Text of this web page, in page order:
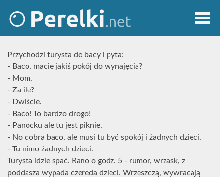
Przychodzi turysta do bacy i pyta:
- Baco, macie jakiś pokój do wynajęcia?
- Mom.
- Za ile?
- Dwiście.
- Baco! To bardzo drogo!
- Panocku ale tu jest piknie.
- No dobra baco, ale musi tu być spokój i żadnych dzieci.
- Tu nimo żadnych dzieci.
Turysta idzie spać. Rano o godz. 5 - rumor, wrzask, z
poddasza wypada czereda dzieci. Wrzeszczą, wywracają